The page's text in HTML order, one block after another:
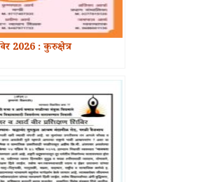
2026 : कुरुक्षेत्र